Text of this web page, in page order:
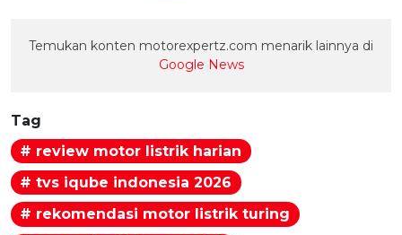
Temukan konten motorexpertz.com menarik lainnya di
Google News
Tag
# review motor listrik harian
# tvs iqube indonesia 2026
# rekomendasi motor listrik turing